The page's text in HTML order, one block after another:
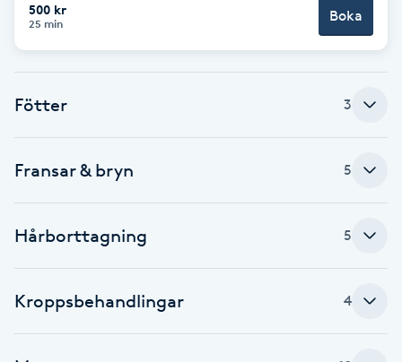
Brynfärgning
Bröllopsuppsättning
C
Coachning
Color correction
500 kr
25 min Boka
Fötter 3
Fransar & bryn 5
Hårborttagning 5
Kroppsbehandlingar 4